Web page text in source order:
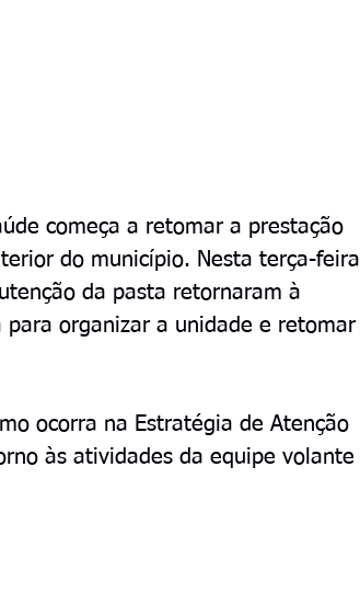
começa a retomar a prestação
do município. Nesta terça-feira
da pasta retornaram à
para organizar a unidade e retomar
ocorra na Estratégia de Atenção
às atividades da equipe volante